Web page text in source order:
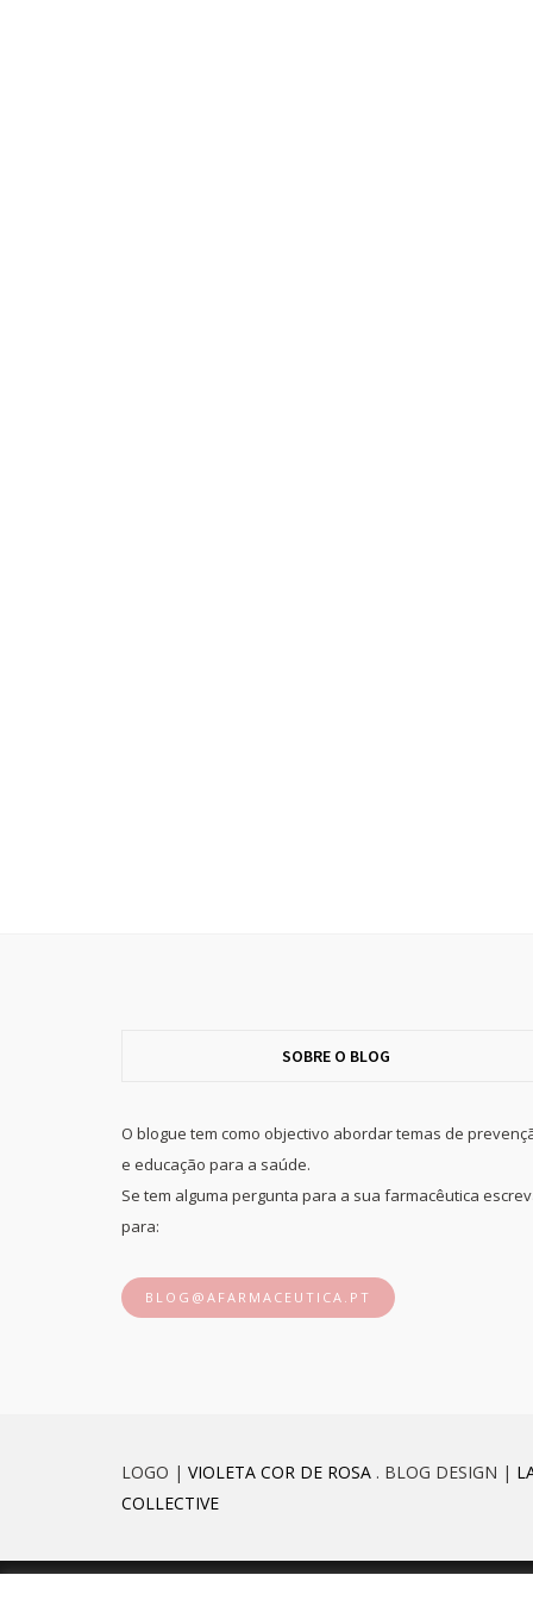
SOBRE O BLOG
O blogue tem como objectivo abordar temas de
e educação para a saúde.
Se tem alguma pergunta para a sua farmacêutica
para:
BLOG@AFARMACEUTICA.PT
LOGO | VIOLETA COR DE ROSA . BLOG DESIGN |
COLLECTIVE